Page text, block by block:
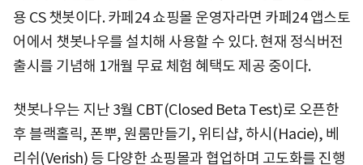
용 CS 챗봇이다. 카페24 쇼핑몰 운영자라면 카페24 앱스토
어에서 챗봇나우를 설치해 사용할 수 있다. 현재 정식버전
출시를 기념해 1개월 무료 체험 혜택도 제공 중이다.
챗봇나우는 지난 3월 CBT(Closed Beta Test)로 오픈한
후 블랙홀릭, 폰뿌, 원룸만들기, 위티샵, 하시(Hacie), 베
리쉬(Verish) 등 다양한 쇼핑몰과 협업하며 고도화를 진행